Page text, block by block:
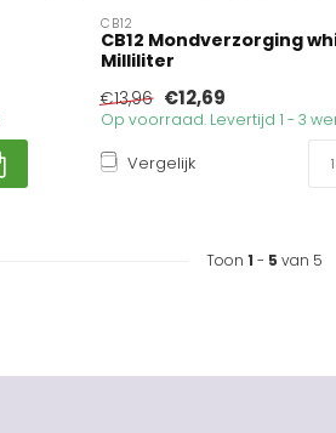
CB12
CB12 Mondverzorging
Milliliter
€13,96 €12,69
Op voorraad. Levertijd 1 - 3
Vergelijk
Toon 1 - 5 van 5